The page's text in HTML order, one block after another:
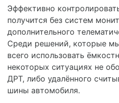
Эффективно
получится без систем
дополнительного
Среди решений, которые
всего использовать
некоторых ситуациях не
ДРТ, либо удалённого
шины автомобиля.